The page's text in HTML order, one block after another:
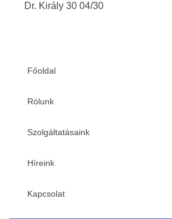
Dr. Király 30 04/30
Főoldal
Rólunk
Szolgáltatásaink
Híreink
Kapcsolat